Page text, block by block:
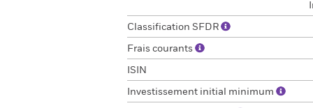
Classification SFDR
Frais courants
ISIN
Investissement initial minimum